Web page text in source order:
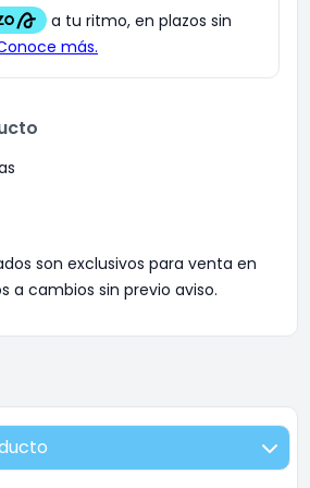
son exclusivos para venta en
a cambios sin previo aviso.